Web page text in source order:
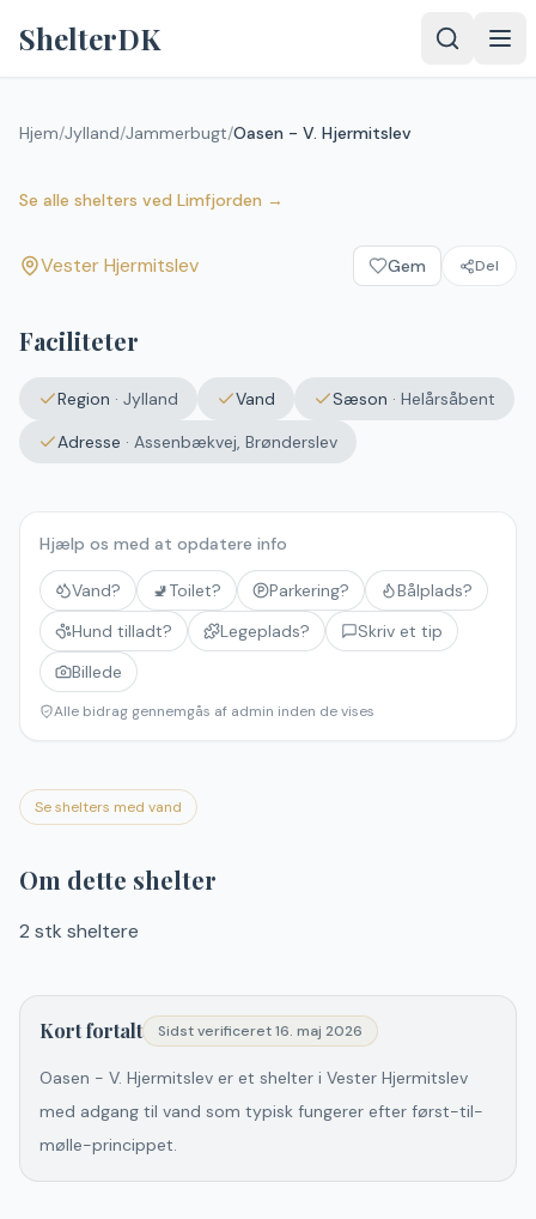
ShelterDK
Hjem/Jylland/Jammerbugt/Oasen - V. Hjermitslev
Se alle shelters ved Limfjorden →
Upload et
godkendelse.
billede
Ingen fil valgt
Oasen - V. Hjermitslev
Vester Hjermitslev
Vester Hjermitslev Gem Del
Faciliteter
Region · Jylland Vand Sæson · Helårsåbent
Adresse · Assenbækvej, Brønderslev
Hjælp os med at opdatere info
Vand? 🚽Toilet? Parkering?
Bålplads?
Hund tilladt?
Legeplads?
Skriv et tip
Billede
Alle bidrag gennemgås af admin inden de vises
Se shelters med vand
Om dette shelter
2 stk sheltere
Kort fortalt Sidst verificeret16. maj 2026
Oasen - V. Hjermitslev er et shelter i Vester Hjermitslev
med adgang til vand som typisk fungerer efter først-til-
mølle-princippet.